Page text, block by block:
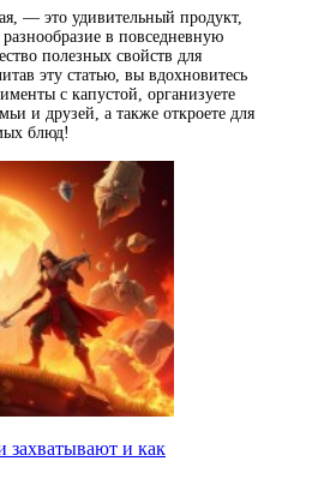
— это удивительный продукт,
в повседневную
полезных свойств для
эту статью, вы вдохновитесь
с капустой, организуете
и друзей, а также откроете для
блюд!
и как